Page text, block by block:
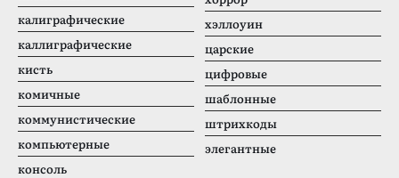
калиграфические
каллиграфические
кисть
комичные
коммунистические
компьютерные
консоль
хэллоуин
царские
цифровые
шаблонные
штрихкоды
элегантные